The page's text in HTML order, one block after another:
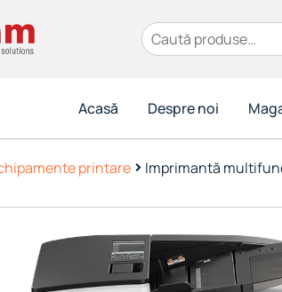
Caută după:
Acasă Despre noi
printare Imprimantă